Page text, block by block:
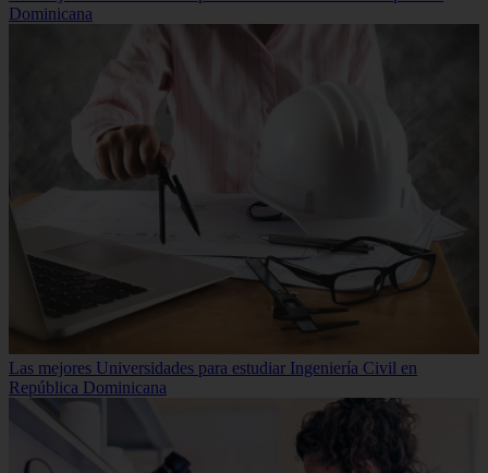
Dominicana
Las mejores Universidades para estudiar Ingeniería Civil en
República Dominicana